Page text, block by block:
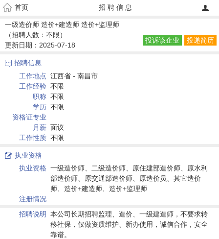
首页 招 聘 信 息 
一级造价师 造价+建造师 造价+监理师
（招聘人数：不限）
更新日期：2025-07-18
投诉该企业 投递简历
 招聘信息
工作地点 江西省 - 南昌市
工作经验 不限
职称 不限
学历 不限
资格证专业
月薪 面议
工作性质 不限
 执业资格
执业资格 一级造价师、二级造价师、原住建部造价师、原水利
部造价师、原交通部造价师、原造价员、其它造价
师、造价+建造师、造价+监理师
注册情况
招聘说明
本公司长期招聘监理、造价、一级建造师，不要求转
移社保，仅做资质维护、新办使用，诚信合作，安全
靠谱。